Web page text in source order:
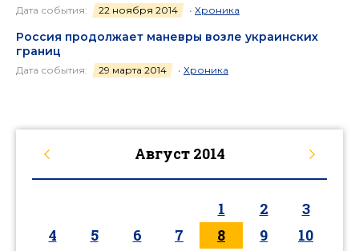
Дата события: 22 ноября 2014 • Хроника
Россия продолжает маневры возле украинских
границ
Дата события: 29 марта 2014 • Хроника
Август 2014
1 2
3
4
5 6 7 8 9
10